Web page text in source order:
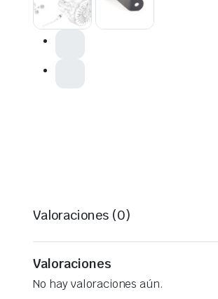
Valoraciones (0)
Valoraciones
No hay valoraciones aún.